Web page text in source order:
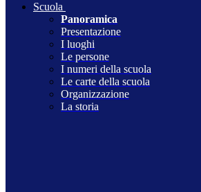
Scuola
Panoramica
Presentazione
I luoghi
Le persone
I numeri della scuola
Le carte della scuola
Organizzazione
La storia